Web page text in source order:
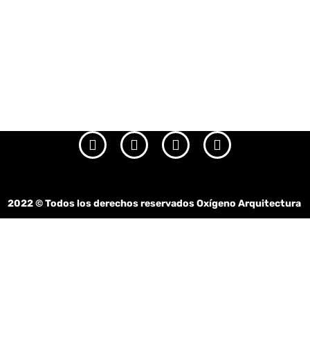
2022© Todos los derechos reservados Oxígeno Arquitectura